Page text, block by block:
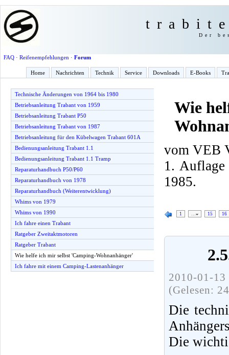
Der
FAQ· Reifenempfehlungen · Forum
Home Nachrichten Technik Service Downloads E-Books
Technische Änderungen von 1964 bis 1980
Betriebsanleitung Trabant von 1959
Betriebsanleitung Trabant P50
Betriebsanleitung Trabant von 1987
Betriebsanleitung für den Kübelwagen Trabant 601A
Bedienungsanleitung Trabant 1.1
Bedienungsanleitung Trabant 1.1 Tramp
Reparaturhandbuch P50/P60
Reparaturhandbuch von 1978
Reparaturhandbuch (Weiterentwicklung)
Whims von 1979
Whims von 1990
Ich fahre einen Trabant
Ratgeber Zweitaktmotoren
Ratgeber Trabant
Wie helfe ich mir selbst 'Camping-Wohnanhänger'
Ich fahre mit einem Camping-Lastenanhänger
Wie
vom VEB
1.
1985.
1 15 16
2010-01-
(Gelesen:
Die
Die